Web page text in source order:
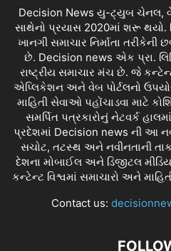
Decision News યુ-ટ્યુબ ચેનલ,
સાથેનો પ્રયાસ 2020માં શરૂ
ખાનગી સમાચાર નિર્માતા તરીકેની
છે. Decision news એક પ્રા.
રાષ્ટ્રીય સમાચાર મંચ છે. જે
એપ્લિકેશન અને વેબ પોર્ટલનો
માહિતી સેવાઓ પહોંચાડવા માટે
સમર્પિત પત્રકારોનું નેટવર્ક
પ્રદેશમાં Decision news ની આ
સચોટ, તટસ્થ અને નવીનતાની
દેશના મોબાઈલ અને ડિજીટલ
કન્ટેન્ટ વિશ્વમાં સમાચારો અને
Contact us: